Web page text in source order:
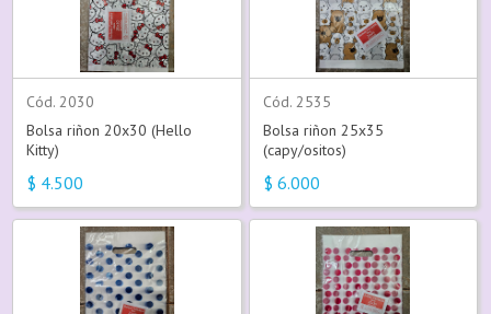
Cód. 2030
Bolsa riñon 20x30 (Hello
Kitty)
$ 4.500
Cód. 2535
Bolsa riñon 25x35
(capy/ositos)
$ 6.000